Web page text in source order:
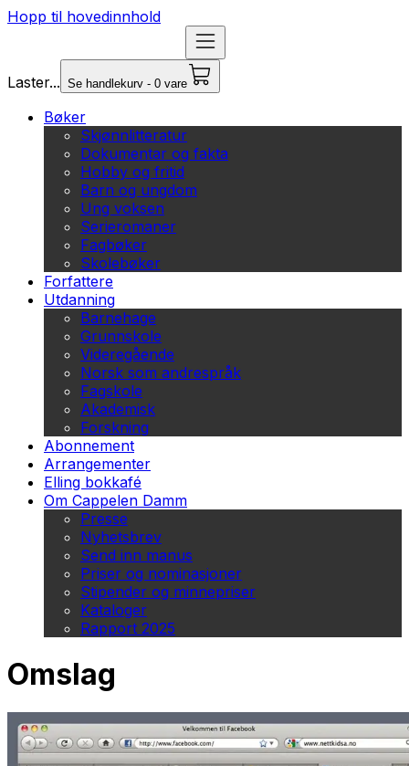
Hopp til hovedinnhold
Laster... Se handlekurv - 0 vare
Bøker
Skjønnlitteratur
Dokumentar og fakta
Hobby og fritid
Barn og ungdom
Ung voksen
Serieromaner
Fagbøker
Skolebøker
Forfattere
Utdanning
Barnehage
Grunnskole
Videregående
Norsk som andrespråk
Fagskole
Akademisk
Forskning
Abonnement
Arrangementer
Elling bokkafé
Om Cappelen Damm
Presse
Nyhetsbrev
Send inn manus
Priser og nominasjoner
Stipender og minnepriser
Kataloger
Rapport 2025
Omslag